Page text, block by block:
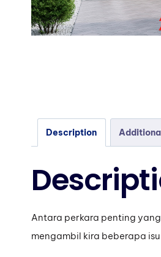
Description
Antara perkara penting
mengambil kira beberapa